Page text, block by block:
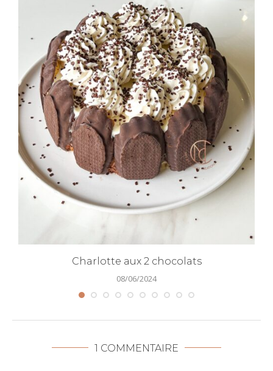
Charlotte aux 2 chocolats
08/06/2024
1 COMMENTAIRE